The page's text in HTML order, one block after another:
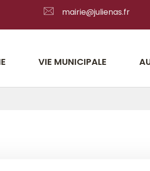
mairie@julienas.fr
VIE MUNICIPALE